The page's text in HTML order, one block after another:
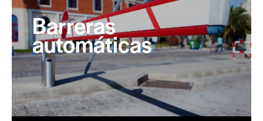
Barreras
automáticas